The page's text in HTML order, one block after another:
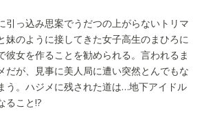
引っ込み思案でうだつの上がらないトリマ
妹のように接してきた女子高生のまひろに
彼女を作ることを勧められる。言われるま
だが、見事に美人局に遭い突然とんでもな
う。ハジメに残された道は…地下アイドル
ること!?